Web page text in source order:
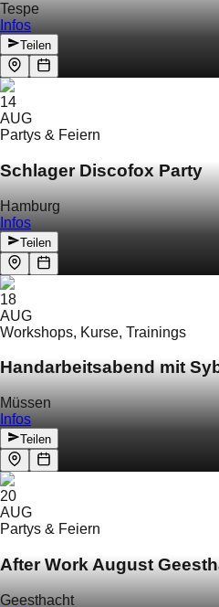
Tespe
Infos
Teilen
14
AUG
Partys & Feiern
Schlager Discofox Party
Hamburg
Infos
Teilen
18
AUG
Workshops, Kurse, Trainings
Handarbeitsabend mit
Müssen
Infos
Teilen
20
AUG
Partys & Feiern
After Work August
Geesthacht